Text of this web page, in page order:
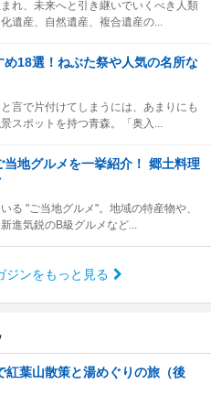
れ、未来へと引き継いでいくべき人類
遺産、自然遺産、複合遺産の...
め18選！ねぶた祭や人気の名所な
言で片付けてしまうには、あまりにも
スポットを持つ青森。「奥入...
当地グルメを一挙紹介！ 郷土料理
る "ご当地グルメ"。地域の特産物や、
進気鋭のB級グルメなど...
ジンをもっと見る
紅葉山散策と湯めぐりの旅（後